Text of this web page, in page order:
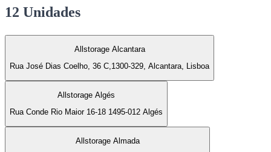
12 Unidades
Allstorage Alcantara
Rua José Dias Coelho, 36 C,1300-329, Alcantara, Lisboa
Allstorage Algés
Rua Conde Rio Maior 16-18 1495-012 Algés
Allstorage Almada